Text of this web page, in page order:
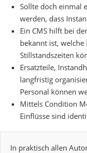
Sollte doch einmal
werden, dass
Ein CMS hilft bei
bekannt ist,
Stillstandszeiten
Ersatzteile,
langfristig
Personal können
Mittels Condition
Einflüsse sind
In praktisch allen